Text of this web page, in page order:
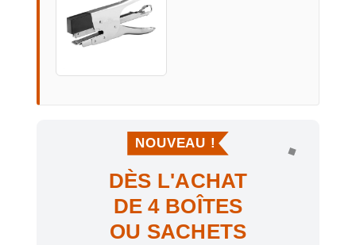
NOUVEAU !
DÈS L'ACHAT
DE 4 BOÎTES
OU SACHETS